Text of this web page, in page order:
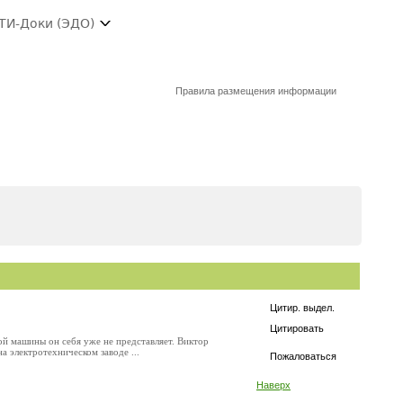
Доки (ЭДО)
Правила размещения информации
Цитир. выдел.
Цитировать
Пожаловаться
Наверх
машины он себя уже не представляет. Виктор
заводе ...